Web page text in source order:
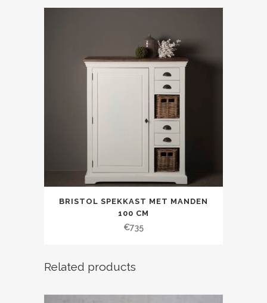
BRISTOL SPEKKAST MET MANDEN
100 CM
€735
Related products